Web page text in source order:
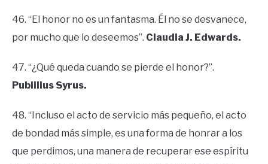
46. “El honor no es un fantasma. Él no se desvanece,
por mucho que lo deseemos”. Claudia J. Edwards.
47. “¿Qué queda cuando se pierde el honor?”.
Publilius Syrus.
48. “Incluso el acto de servicio más pequeño, el acto
de bondad más simple, es una forma de honrar a los
que perdimos, una manera de recuperar ese espíritu